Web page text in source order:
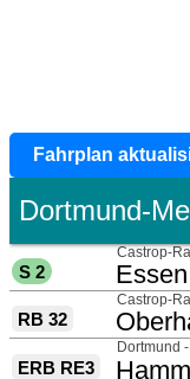
Fahrplan